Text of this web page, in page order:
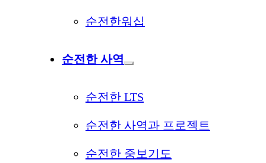
순전한워십
순전한 사역
순전한 LTS
순전한 사역과 프로젝트
순전한 중보기도